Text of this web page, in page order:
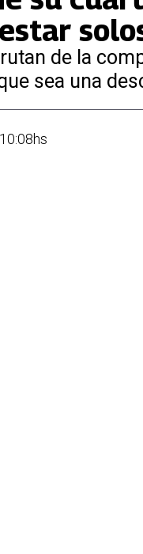
de la
sea una